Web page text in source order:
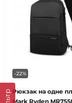
-22%
Рюкзак на одне
Mark Ryden